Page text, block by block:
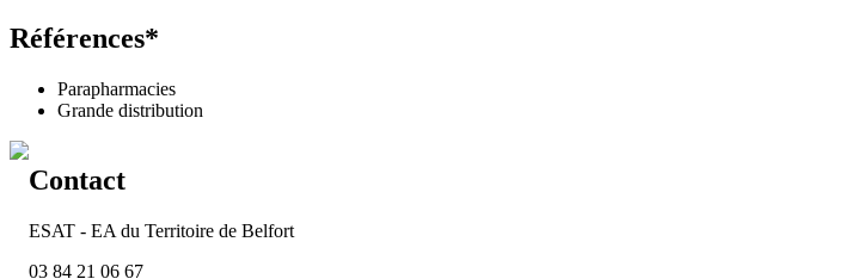
Références*
Parapharmacies
Grande distribution
Contact
ESAT - EA du Territoire de Belfort
03 84 21 06 67